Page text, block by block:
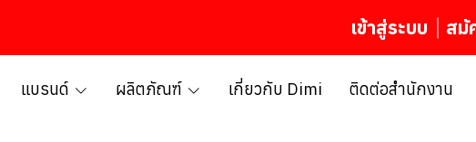
เข้าสู่ระบบ สมั
แบรนด์ ผลิตภัณฑ์ เกี่ยวกับ Dimi ติดต่อสำนักงาน